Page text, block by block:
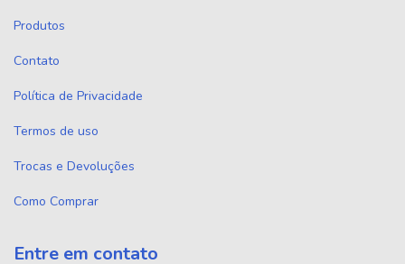
Produtos
Contato
Política de Privacidade
Termos de uso
Trocas e Devoluções
Como Comprar
Entre em contato